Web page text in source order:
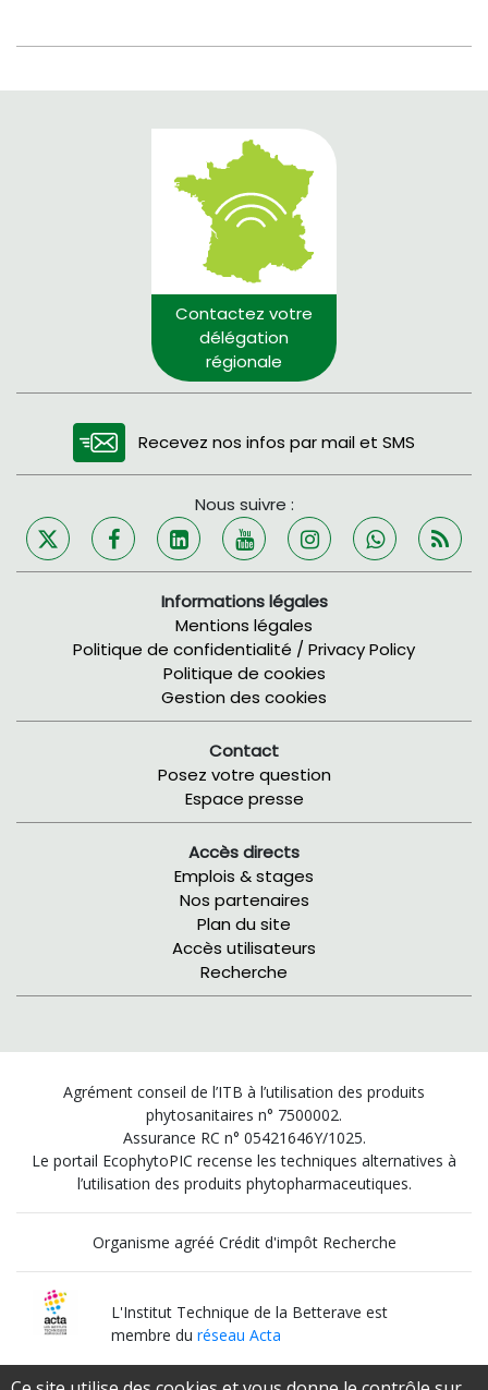
Contactez votre
délégation
régionale
Recevez nos infos par mail et SMS
Nous suivre :
Informations légales
Mentions légales
Politique de confidentialité / Privacy Policy
Politique de cookies
Gestion des cookies
Contact
Posez votre question
Espace presse
Accès directs
Emplois & stages
Nos partenaires
Plan du site
Accès utilisateurs
Recherche
Agrément conseil de l’ITB à l’utilisation des produits
phytosanitaires n° 7500002.
Assurance RC n° 05421646Y/1025.
Le portail EcophytoPIC recense les techniques alternatives à
l’utilisation des produits phytopharmaceutiques.
Organisme agréé Crédit d'impôt Recherche
L'Institut Technique de la Betterave est
membre duréseau Acta